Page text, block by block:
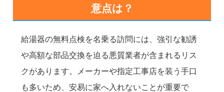
意点は？
給湯器の無料点検を名乗る訪問には、強引な勧誘
や高額な部品交換を迫る悪質業者が含まれるリス
クがあります。メーカーや指定工事店を装う手口
も多いため、安易に家へ入れないことが重要で